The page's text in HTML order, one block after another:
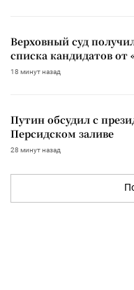
Верховный суд
списка кандидатов от
18 минут назад
Путин обсудил с
Персидском заливе
28 минут назад